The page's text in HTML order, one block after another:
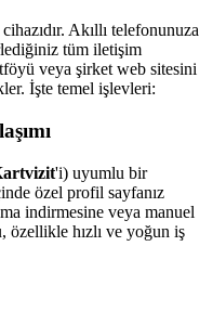
Akıllı telefonunuza
tüm iletişim
veya şirket web sitesini
İşte temel işlevleri:
'i) uyumlu bir
özel profil sayfanız
indirmesine veya manuel
özellikle hızlı ve yoğun iş